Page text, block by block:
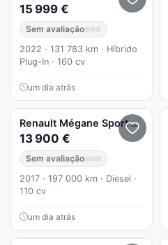
15 999 €
Sem avaliação
2022 · 131 783 km · Híbrido
Plug-In · 160 cv
um dia atrás
Renault Mégane Sport Tourer
13 900 €
Sem avaliação
2017 · 197 000 km · Diesel ·
110 cv
um dia atrás